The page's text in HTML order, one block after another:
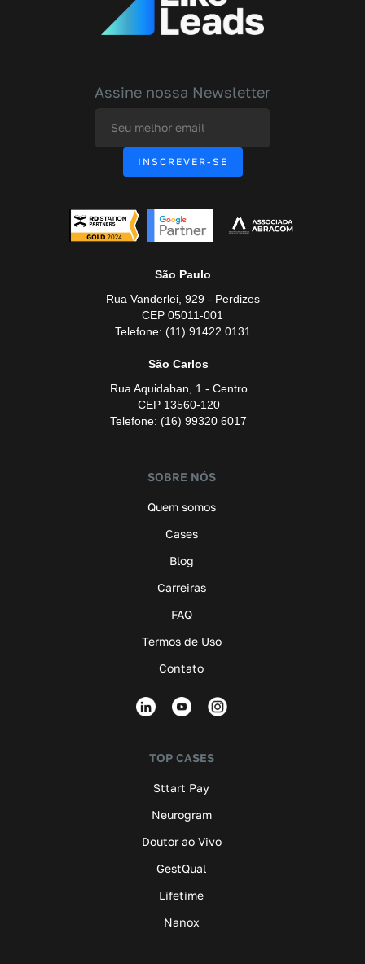
Assine nossa Newsletter
São Paulo
Rua Vanderlei, 929 - Perdizes
CEP 05011-001
Telefone: (11) 91422 0131
São Carlos
Rua Aquidaban, 1 - Centro
CEP 13560-120
Telefone: (16) 99320 6017
SOBRE NÓS
Quem somos
Cases
Blog
Carreiras
FAQ
Termos de Uso
Contato
TOP CASES
Sttart Pay
Neurogram
Doutor ao Vivo
GestQual
Lifetime
Nanox